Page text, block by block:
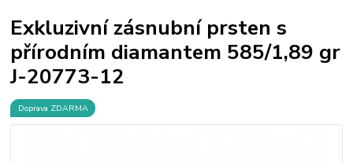
Exkluzivní zásnubní prsten s
přírodním diamantem 585/1,89 gr
J-20773-12
Doprava ZDARMA